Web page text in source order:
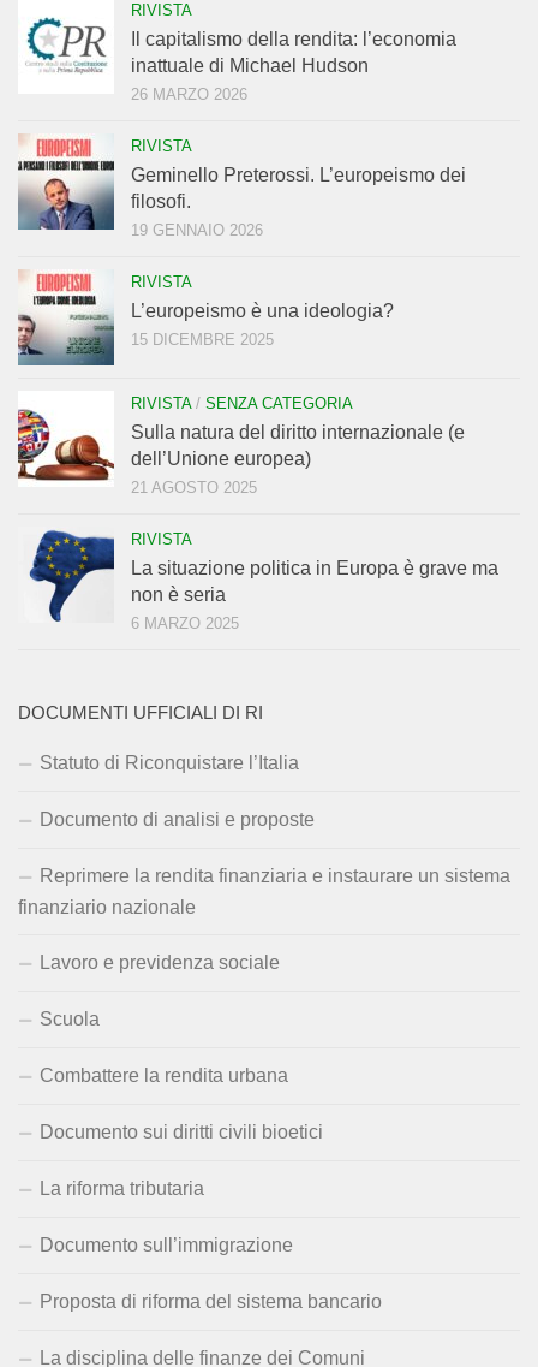
RIVISTA
Il capitalismo della rendita: l’economia
inattuale di Michael Hudson
26 MARZO 2026
RIVISTA
Geminello Preterossi. L’europeismo dei
filosofi.
19 GENNAIO 2026
RIVISTA
L’europeismo è una ideologia?
15 DICEMBRE 2025
RIVISTA/ SENZA CATEGORIA
Sulla natura del diritto internazionale (e
dell’Unione europea)
21 AGOSTO 2025
RIVISTA
La situazione politica in Europa è grave ma
non è seria
6 MARZO 2025
DOCUMENTI UFFICIALI DI RI
Statuto di Riconquistare l’Italia
Documento di analisi e proposte
Reprimere la rendita finanziaria e instaurare un sistema
finanziario nazionale
Lavoro e previdenza sociale
Scuola
Combattere la rendita urbana
Documento sui diritti civili bioetici
La riforma tributaria
Documento sull’immigrazione
Proposta di riforma del sistema bancario
La disciplina delle finanze dei Comuni